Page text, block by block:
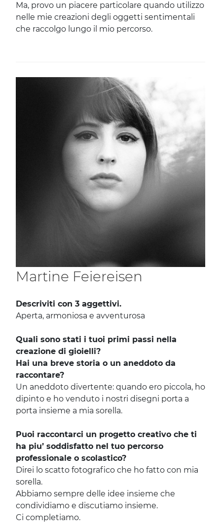
Ma, provo un piacere particolare quando utilizzo
nelle mie creazioni degli oggetti sentimentali
che raccolgo lungo il mio percorso.
Martine Feiereisen
Descriviti con 3 aggettivi.
Aperta, armoniosa e avventurosa
Quali sono stati i tuoi primi passi nella
creazione di gioielli?
Hai una breve storia o un aneddoto da
raccontare?
Un aneddoto divertente: quando ero piccola, ho
dipinto e ho venduto i nostri disegni porta a
porta insieme a mia sorella.
Puoi raccontarci un progetto creativo che ti
ha piu’ soddisfatto nel tuo percorso
professionale o scolastico?
Direi lo scatto fotografico che ho fatto con mia
sorella.
Abbiamo sempre delle idee insieme che
condividiamo e discutiamo insieme.
Ci completiamo.